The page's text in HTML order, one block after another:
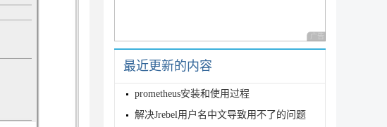
广告 商业广告，理性
最近更新的内容
prometheus安装和使用过程
解决Jrebel用户名中文导致用不了的问题